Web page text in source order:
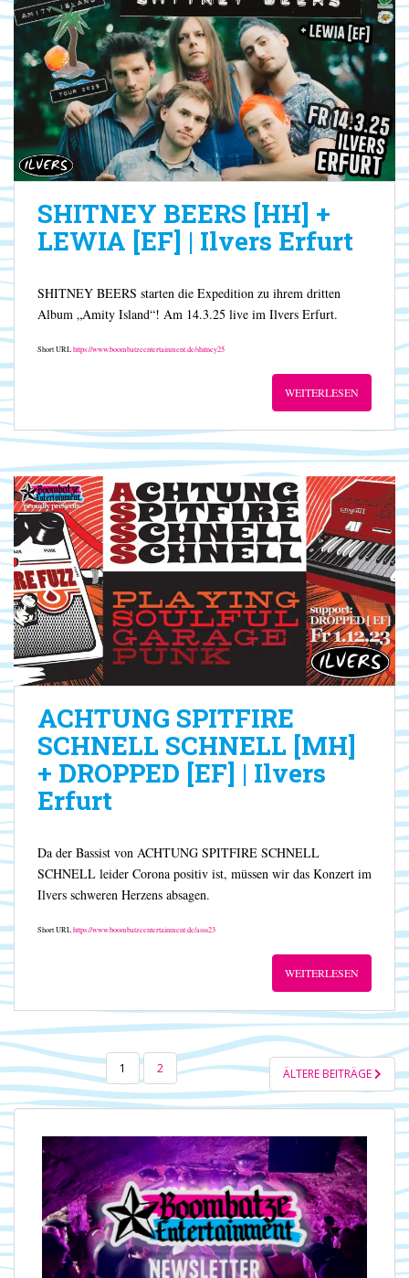
SHITNEY BEERS [HH] +
LEWIA [EF] | Ilvers Erfurt
SHITNEY BEERS starten die Expedition zu ihrem dritten
Album „Amity Island“! Am 14.3.25 live im Ilvers Erfurt.
Short URLhttps://www.boombatzeentertainment.de/shitney25
WEITERLESEN
ACHTUNG SPITFIRE
SCHNELL SCHNELL [MH]
+ DROPPED [EF] | Ilvers
Erfurt
Da der Bassist von ACHTUNG SPITFIRE SCHNELL
SCHNELL leider Corona positiv ist, müssen wir das Konzert im
Ilvers schweren Herzens absagen.
Short URLhttps://www.boombatzeentertainment.de/asss23
WEITERLESEN
SEITENNUMMERIERUNG
DER
BEITRÄGE
1 2 ÄLTERE BEITRÄGE